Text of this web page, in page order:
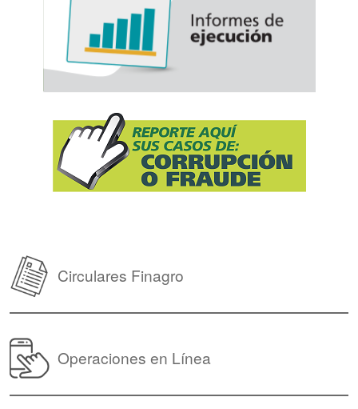
Circulares Finagro
Operaciones en Línea